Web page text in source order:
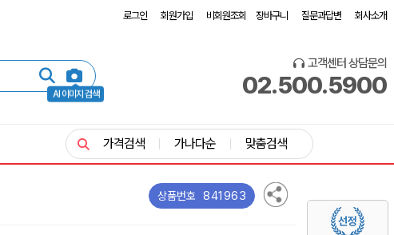
로그인 회원가입 비회원조회 장바구니 질문과답변 회사소개
AI 이미지 검색
고객센터 상담문의
02.500.5900
가격검색 가나다순 맞춤검색
상품번호 841963